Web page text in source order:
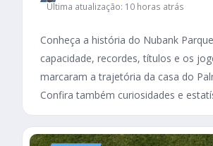
Última atualização: 10 horas atrás
Conheça a história do Nubank
capacidade, recordes, títulos e os
marcaram a trajetória da casa do
Confira também curiosidades e